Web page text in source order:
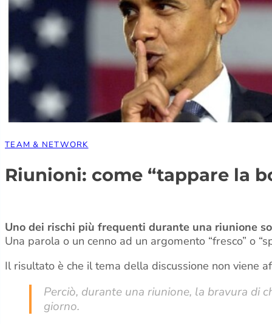
TEAM & NETWORK
Riunioni: come “tappare la
Uno dei rischi più frequenti durante una riunione
Una parola o un cenno ad un argomento “fresco” o
Il risultato è che il tema della discussione non viene
Perciò, durante una riunione, la bravura di
giorno.